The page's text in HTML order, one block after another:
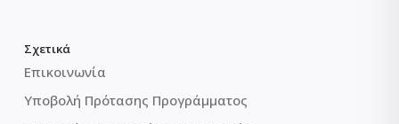
Σχετικά
Επικοινωνία
Υποβολή Πρότασης Προγράμματος